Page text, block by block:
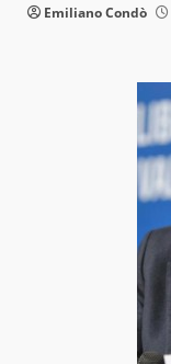
Emiliano Condò